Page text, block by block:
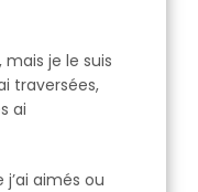
mais je le suis
traversées,
ai
aimés ou